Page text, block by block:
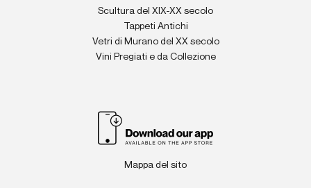
Scultura del XIX-XX secolo
Tappeti Antichi
Vetri di Murano del XX secolo
Vini Pregiati e da Collezione
Mappa del sito